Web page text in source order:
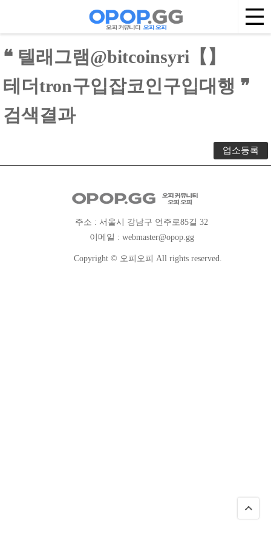
❝ 텔래그램@bitcoinsyri【】
테더tron구입잡코인구입대행 ❞
검색결과
업소등록
주소 : 서울시 강남구 언주로85길 32
이메일 : webmaster@opop.gg
Copyright © 오피오피 All rights reserved.